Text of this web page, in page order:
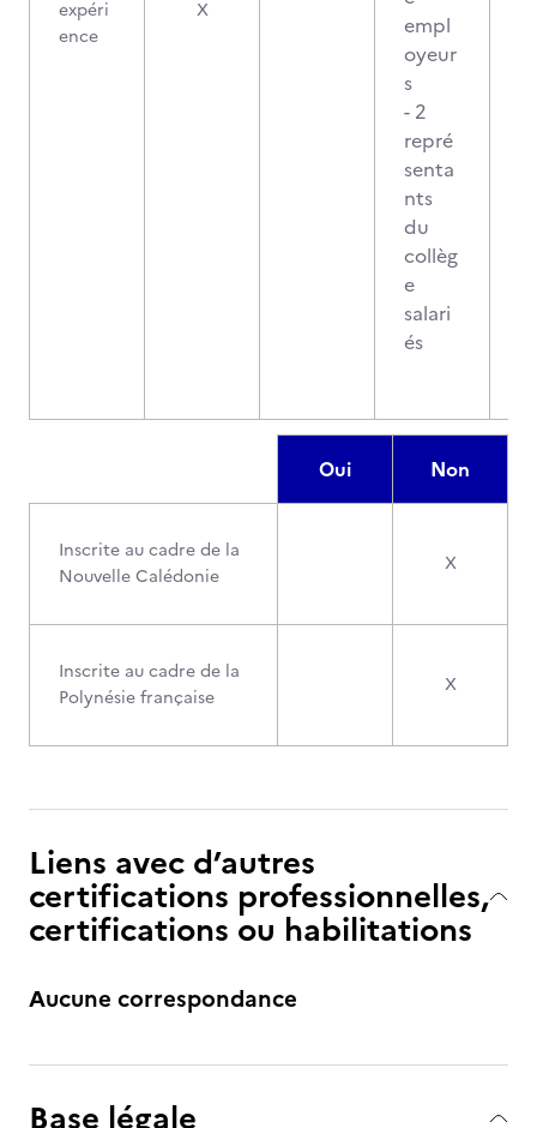
expéri
ence
X
empl
oyeur
s
- 2
repré
senta
nts
du
collèg
e
salari
és
Oui Non
Inscrite au cadre de la
Nouvelle Calédonie
X
Inscrite au cadre de la
Polynésie française
X
Liens avec d’autres
certifications professionnelles,
certifications ou habilitations
Aucune correspondance
Base légale